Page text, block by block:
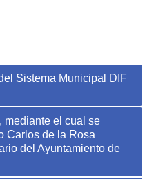
Sistema Municipal DIF
mediante el cual se
Carlos de la Rosa
del Ayuntamiento de